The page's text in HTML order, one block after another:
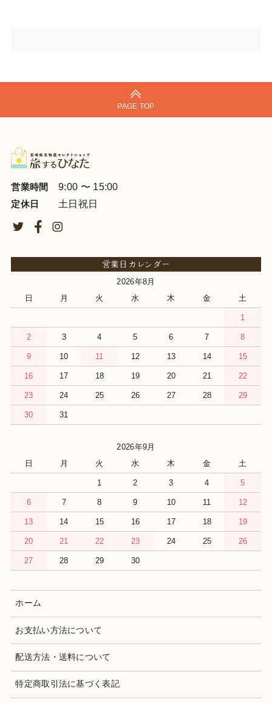
PAGE TOP
営業時間 9:00 〜 15:00
定休日 土日祝日
営業日カレンダー
2026年8月
日
月 火 水 木 金 土
1
2 3 4 5 6 7 8
9 10 11 12 13 14 15
16 17 18 19 20 21 22
23 24 25 26 27 28 29
30 31
2026年9月
日
月 火 水 木 金 土
1 2 3 4 5
6 7 8 9 10 11 12
13 14 15 16 17 18 19
20 21 22 23 24 25 26
27 28 29 30
ホーム
お支払い方法について
配送方法・送料について
特定商取引法に基づく表記